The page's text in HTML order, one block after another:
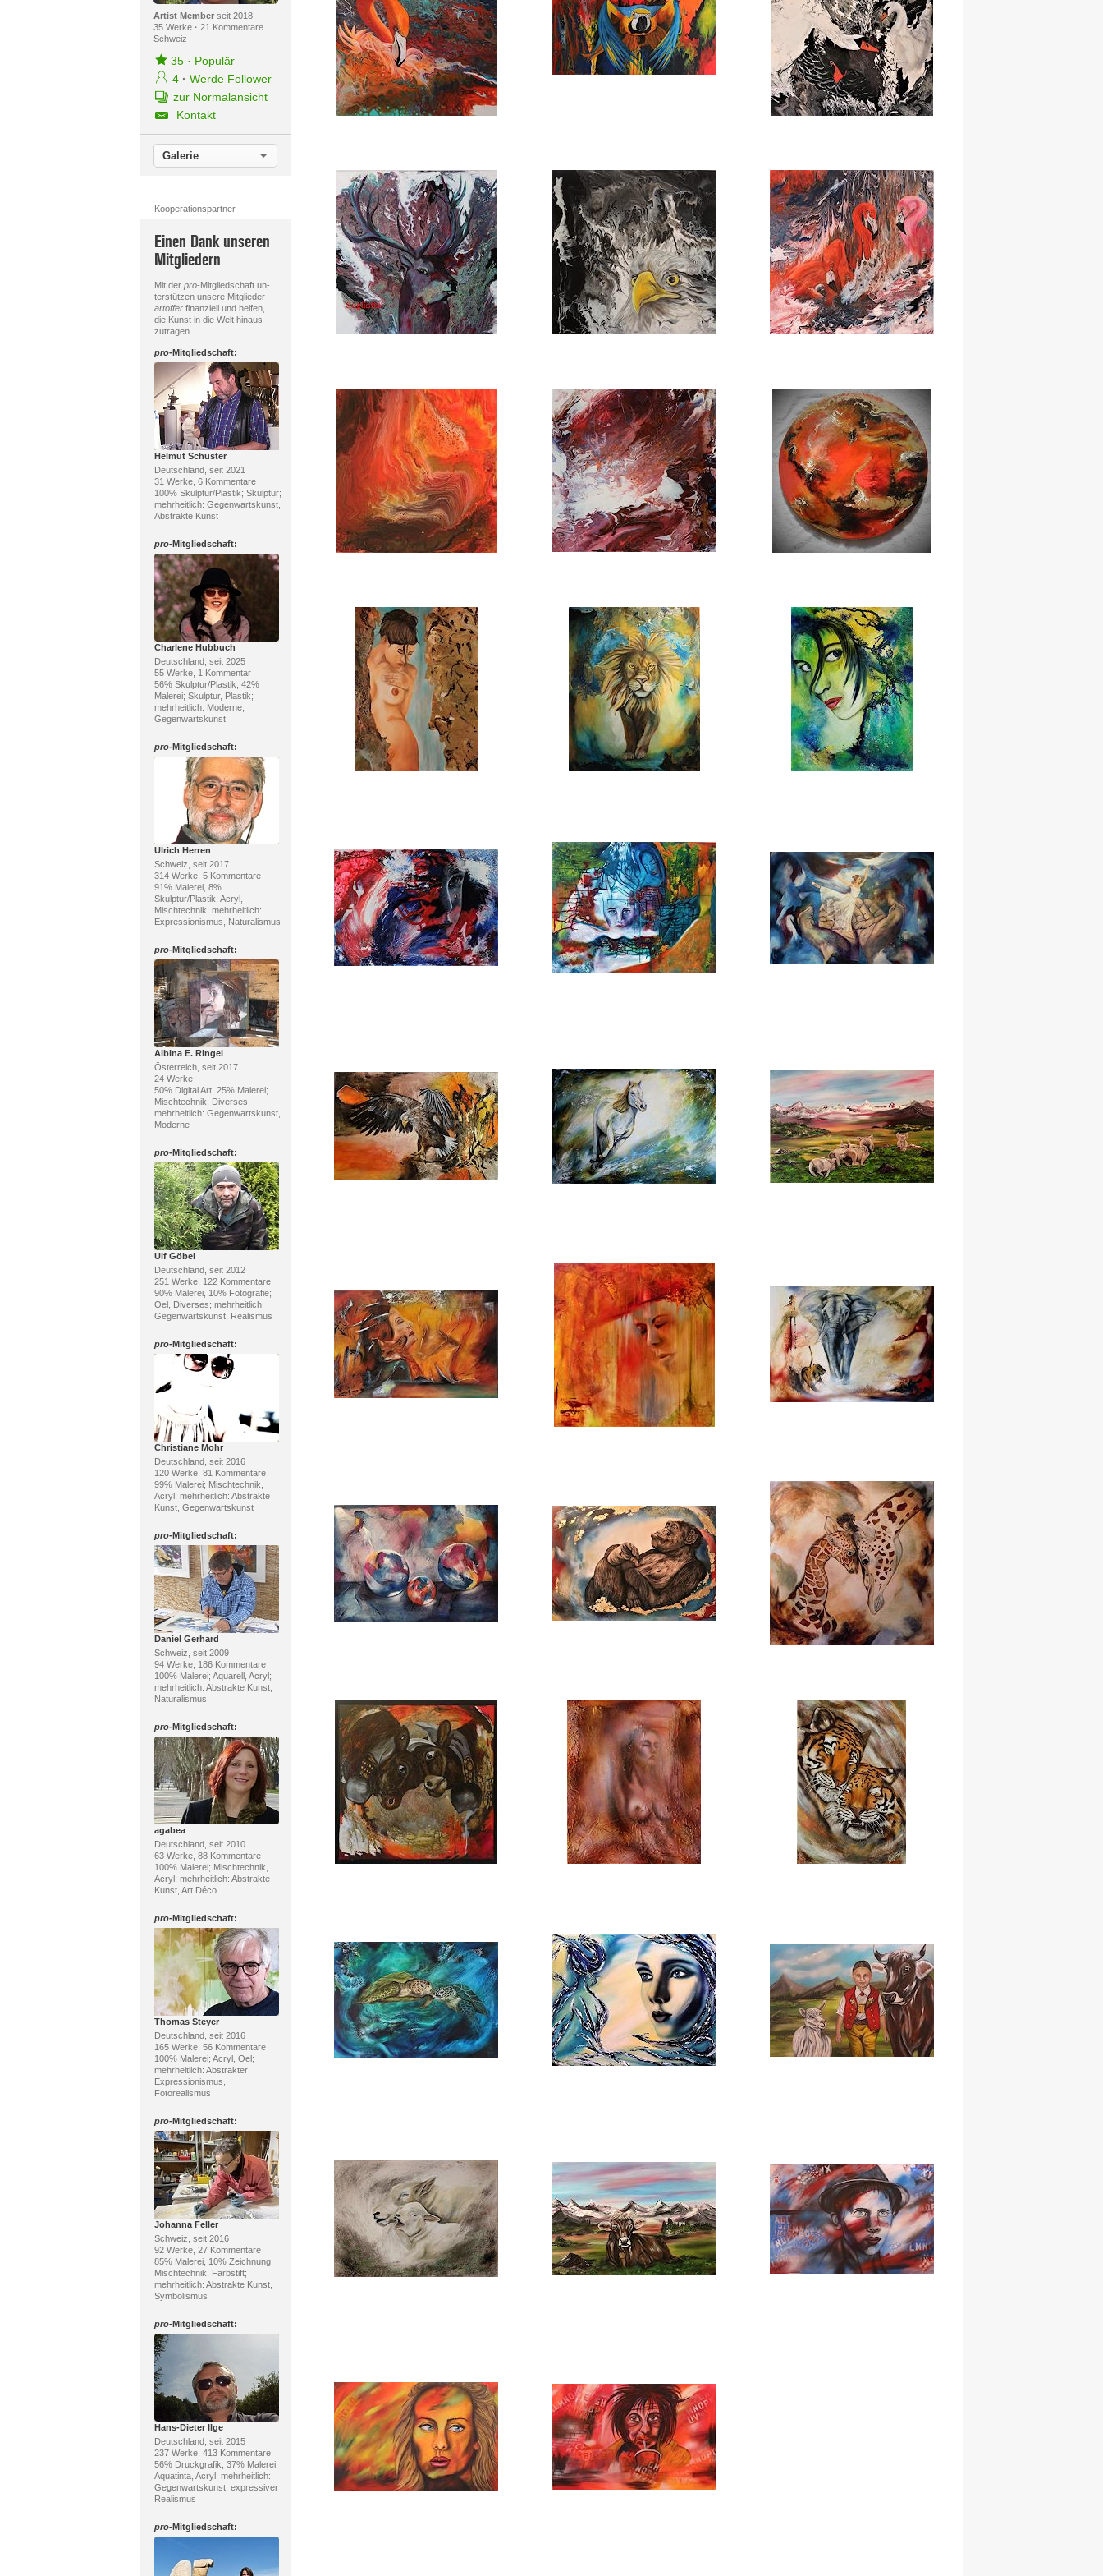
Artist Memberseit 2018
35 Werke · 21 Kommentare
Schweiz
35· Populär
4 · Werde Follower
zur Normalansicht
Kontakt
Galerie
Kooperationspartner
Einen Dank unseren
Mitgliedern
Mit der pro-Mitgliedschaft un-
terstützen unsere Mitglieder
artofferfinanziell und helfen,
die Kunst in die Welt hinaus-
zutragen.
pro-Mitgliedschaft:
Helmut Schuster
Deutschland, seit 2021
31 Werke, 6 Kommentare
100% Skulptur/Plastik; Skulptur;
mehrheitlich: Gegenwartskunst,
Abstrakte Kunst
pro-Mitgliedschaft:
Charlene Hubbuch
Deutschland, seit 2025
55 Werke, 1 Kommentar
56% Skulptur/Plastik, 42%
Malerei; Skulptur, Plastik;
mehrheitlich: Moderne,
Gegenwartskunst
pro-Mitgliedschaft:
Ulrich Herren
Schweiz, seit 2017
314 Werke, 5 Kommentare
91% Malerei, 8%
Skulptur/Plastik; Acryl,
Mischtechnik; mehrheitlich:
Expressionismus, Naturalismus
pro-Mitgliedschaft:
Albina E. Ringel
Österreich, seit 2017
24 Werke
50% Digital Art, 25% Malerei;
Mischtechnik, Diverses;
mehrheitlich: Gegenwartskunst,
Moderne
pro-Mitgliedschaft:
Ulf Göbel
Deutschland, seit 2012
251 Werke, 122 Kommentare
90% Malerei, 10% Fotografie;
Oel, Diverses; mehrheitlich:
Gegenwartskunst, Realismus
pro-Mitgliedschaft:
Christiane Mohr
Deutschland, seit 2016
120 Werke, 81 Kommentare
99% Malerei; Mischtechnik,
Acryl; mehrheitlich: Abstrakte
Kunst, Gegenwartskunst
pro-Mitgliedschaft:
Daniel Gerhard
Schweiz, seit 2009
94 Werke, 186 Kommentare
100% Malerei; Aquarell, Acryl;
mehrheitlich: Abstrakte Kunst,
Naturalismus
pro-Mitgliedschaft:
agabea
Deutschland, seit 2010
63 Werke, 88 Kommentare
100% Malerei; Mischtechnik,
Acryl; mehrheitlich: Abstrakte
Kunst, Art Déco
pro-Mitgliedschaft:
Thomas Steyer
Deutschland, seit 2016
165 Werke, 56 Kommentare
100% Malerei; Acryl, Oel;
mehrheitlich: Abstrakter
Expressionismus,
Fotorealismus
pro-Mitgliedschaft:
Johanna Feller
Schweiz, seit 2016
92 Werke, 27 Kommentare
85% Malerei, 10% Zeichnung;
Mischtechnik, Farbstift;
mehrheitlich: Abstrakte Kunst,
Symbolismus
pro-Mitgliedschaft:
Hans-Dieter Ilge
Deutschland, seit 2015
237 Werke, 413 Kommentare
56% Druckgrafik, 37% Malerei;
Aquatinta, Acryl; mehrheitlich:
Gegenwartskunst, expressiver
Realismus
pro-Mitgliedschaft: